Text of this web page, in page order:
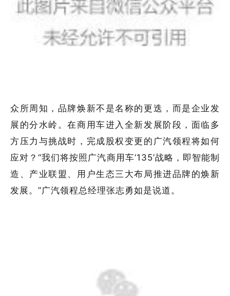
众所周知，品牌焕新不是名称的更迭，而是企业发
展的分水岭。在商用车进入全新发展阶段，面临多
方压力与挑战时，完成股权变更的广汽领程将如何
应对？“我们将按照广汽商用车‘135’战略，即智能制
造、产业联盟、用户生态三大布局推进品牌的焕新
发展。”广汽领程总经理张志勇如是说道。